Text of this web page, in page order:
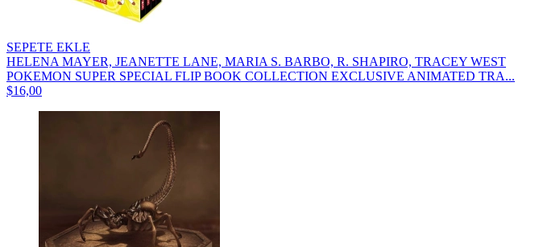
SEPETE EKLE
HELENA MAYER, JEANETTE LANE, MARIA S. BARBO, R. SHAPIRO, TRACEY WEST
POKEMON SUPER SPECIAL FLIP BOOK COLLECTION EXCLUSIVE ANIMATED TRA...
$16,00